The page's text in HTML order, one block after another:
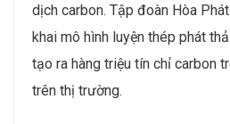
dịch carbon. Tập đoàn Hòa
khai mô hình luyện thép phát
tạo ra hàng triệu tín chỉ carbon
trên thị trường.